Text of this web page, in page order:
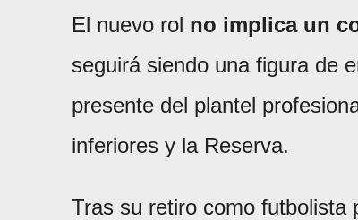
El nuevo rol no implica un
seguirá siendo una figura de
presente del plantel
inferiores y la Reserva.
Tras su retiro como futbolista